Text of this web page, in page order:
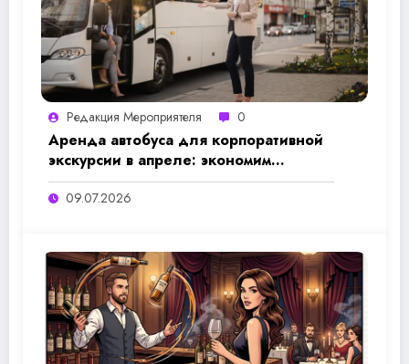
Редакция Мероприятеля 0
Аренда автобуса для корпоративной
экскурсии в апреле: экономим
бюджет и держим команду вместе
09.07.2026